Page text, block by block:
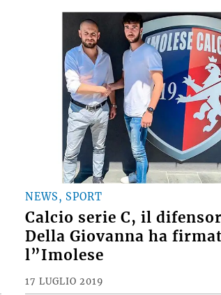
NEWS, SPORT
Calcio serie C, il
Della Giovanna ha
l”Imolese
17 LUGLIO 2019